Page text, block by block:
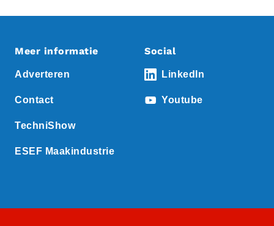
Meer informatie
Adverteren
Contact
TechniShow
ESEF Maakindustrie
Social
LinkedIn
Youtube